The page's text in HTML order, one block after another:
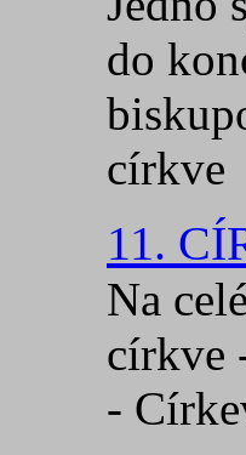
do
církve
11.
Na
církve
-